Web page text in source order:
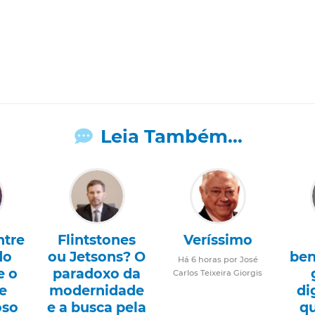
Leia Também...
o
Flintstones
ou Jetsons? O
paradoxo da
modernidade
e a busca pela
Veríssimo
Há 6 horas por José
Carlos Teixeira Giorgis